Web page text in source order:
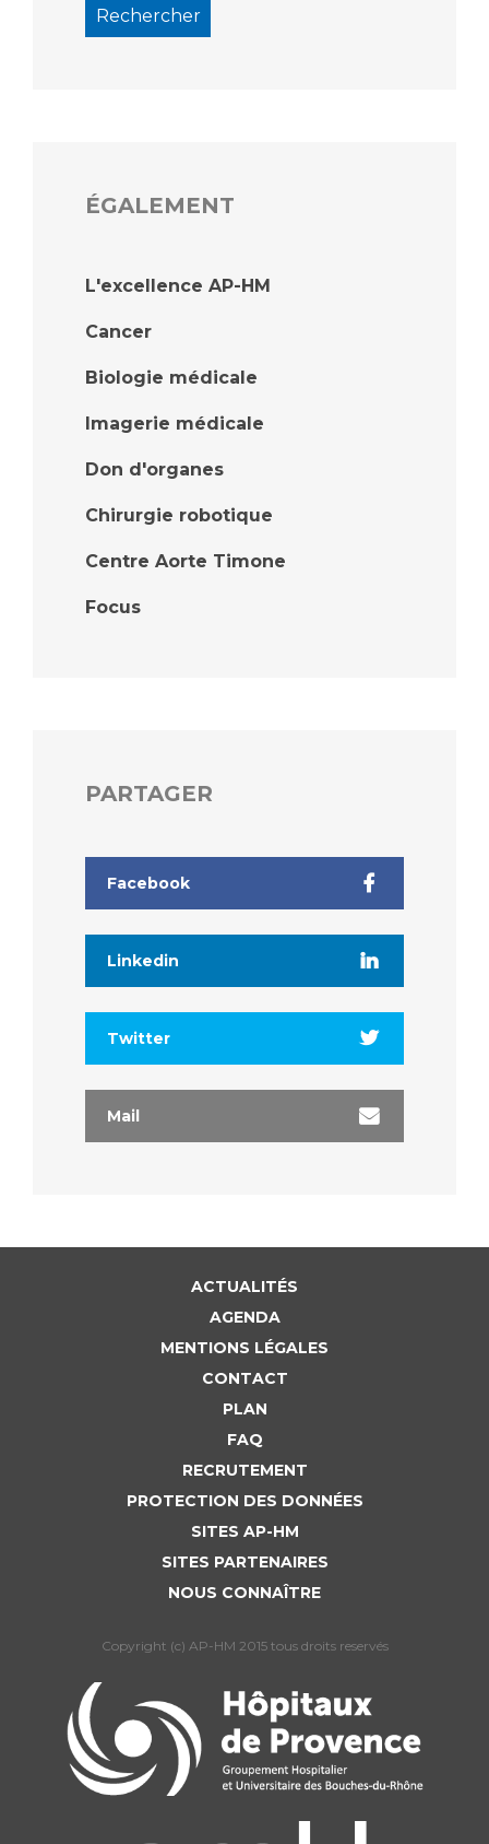
ÉGALEMENT
L'excellence AP-HM
Cancer
Biologie médicale
Imagerie médicale
Don d'organes
Chirurgie robotique
Centre Aorte Timone
Focus
PARTAGER
Facebook
Linkedin
Twitter
Mail
ACTUALITÉS
AGENDA
MENTIONS LÉGALES
CONTACT
PLAN
FAQ
RECRUTEMENT
PROTECTION DES DONNÉES
SITES AP-HM
SITES PARTENAIRES
NOUS CONNAÎTRE
Copyright (c) AP-HM 2015 tous droits reservés